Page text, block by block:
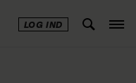
LOG IND